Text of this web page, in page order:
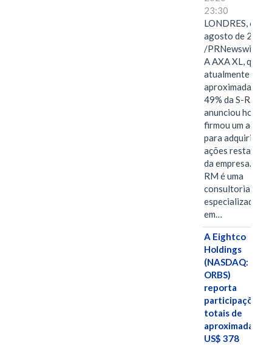
23:30
LONDRES, 6 de
agosto de 2026
/PRNewswire/ --
A AXA XL, que
atualmente
49% da S-RM,
anunciou hoje
firmou um
para adquirir as
ações restantes
da empresa. A S-
RM é uma
consultoria
especializada
em…
A Eightco
Holdings
(NASDAQ:
ORBS)
reporta
participações
totais de
US$ 378